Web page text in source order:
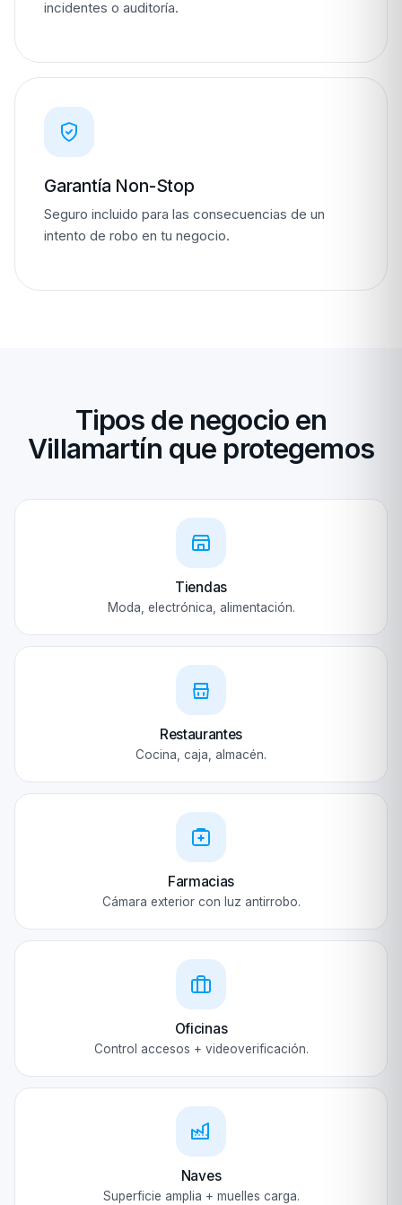
incidentes o auditoría.
Garantía Non-Stop
Seguro incluido para las consecuencias de un
intento de robo en tu negocio.
Tipos de negocio en
Villamartín que protegemos
Tiendas
Moda, electrónica, alimentación.
Restaurantes
Cocina, caja, almacén.
Farmacias
Cámara exterior con luz antirrobo.
Oficinas
Control accesos + videoverificación.
Naves
Superficie amplia + muelles carga.